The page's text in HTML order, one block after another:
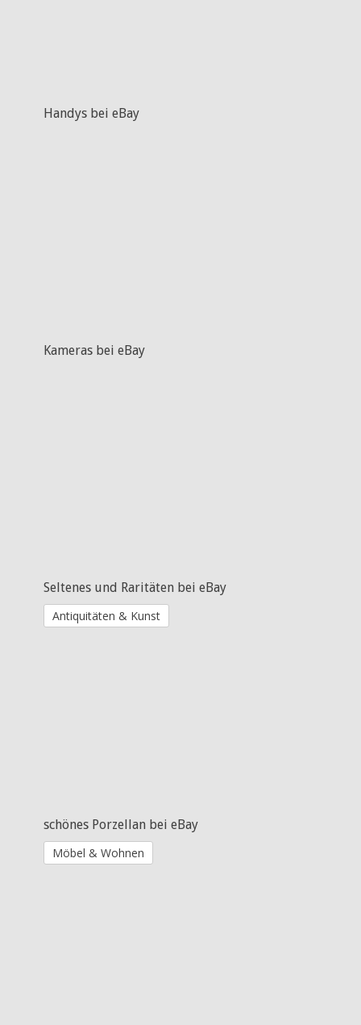
Handys bei eBay
Kameras bei eBay
Seltenes und Raritäten bei eBay
Antiquitäten & Kunst
schönes Porzellan bei eBay
Möbel & Wohnen